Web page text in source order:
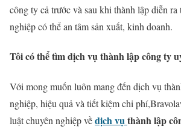
công ty cả trước và sau khi thành lập diễn ra
nghiệp có thể an tâm sản xuất, kinh doanh.
Tôi có thể tìm dịch vụ thành lập công ty
Với mong muốn luôn mang đến dịch vụ
nghiệp, hiệu quả và tiết kiệm chi
luật chuyên nghiệp vềdịch vụthành lập